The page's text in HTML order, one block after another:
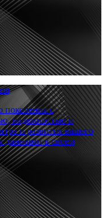
поколения с
надежностью и
и развития вашего
данными в своем